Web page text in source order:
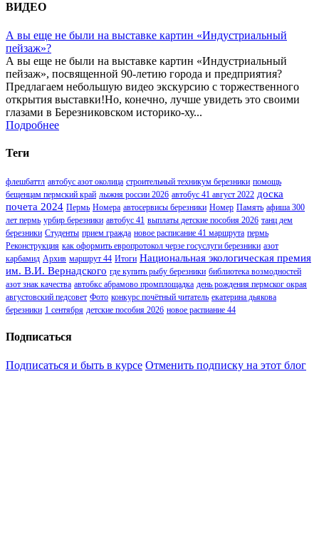
ВИДЕО
А вы еще не были на выставке картин «Индустриальный
пейзаж»?
А вы еще не были на выставке картин «Индустриальный
пейзаж», посвященной 90-летию города и предприятия?
Предлагаем небольшую видео экскурсию с торжественного
открытия выставки!Но, конечно, лучше увидеть это своими
глазами в Березниковском историко-ху...
Подробнее
Теги
флешбаттл автобус азот околица строительный техникум березники помощь
бещенцам пермский край лыжня россии 2026 автобус 41 август 2022 доска
почета 2024 Пермь Номера автосервисы березники Номер Память афиша 300
лет пермь урбир березники автобус 41 выплаты детские пособия 2026 танц дем
березники Студенты прием гражда новое расписание 41 маршрута пермь
Реконструкция как оформить европротокол черзе госуслуги березники азот
карбамид Архив маршрут 44 Итоги Национальная экологическая премия
им. В.И. Вернадского где купить рыбу березники библиотека возмодностей
азот знак качества автобкс абрамово промплощадка день рождения пермског окрая
августовский педсовет Фото конкурс почётный читатель екатерина дьякова
березники 1 сентября детские пособия 2026 новое распиание 44
Подписаться
Подписаться и быть в курсе Отменить подписку на этот блог